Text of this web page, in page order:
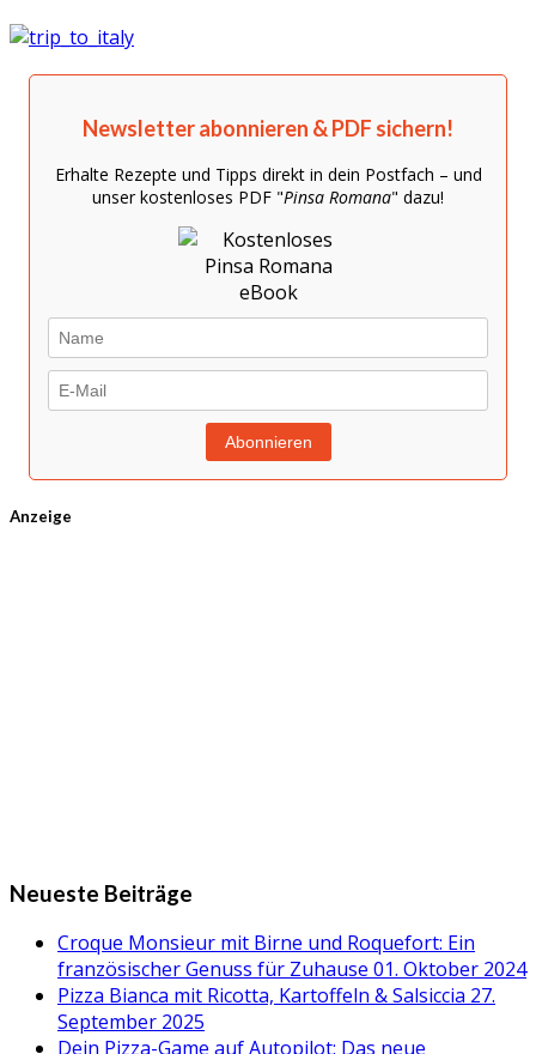
Newsletter abonnieren & PDF sichern!
Erhalte Rezepte und Tipps direkt in dein Postfach – und
unser kostenloses PDF "Pinsa Romana" dazu!
Anzeige
Neueste Beiträge
Croque Monsieur mit Birne und Roquefort: Ein
französischer Genuss für Zuhause 01. Oktober 2024
Pizza Bianca mit Ricotta, Kartoffeln & Salsiccia 27.
September 2025
Dein Pizza-Game auf Autopilot: Das neue